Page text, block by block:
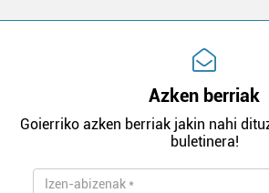
Azken berriak
Goierriko azken berriak jakin nahi
buletinera!